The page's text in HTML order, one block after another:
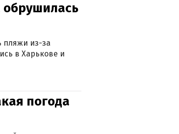
обрушилась
пляжи из-за
в Харькове и
погода